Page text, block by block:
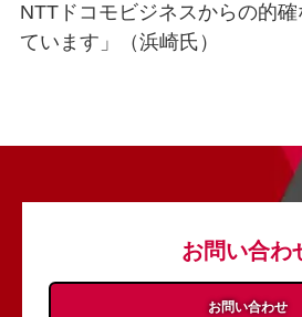
NTTドコモビジネスからの的
ています」（浜崎氏）
お問い合わ
お問い合わせ